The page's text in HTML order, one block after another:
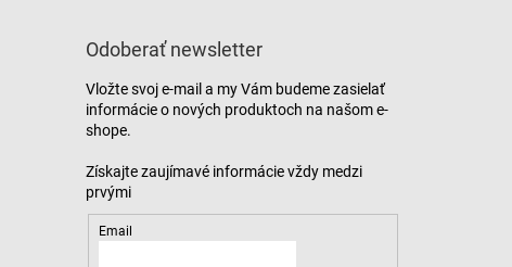
Odoberať newsletter
Vložte svoj e-mail a my Vám budeme zasielať
informácie o nových produktoch na našom e-
shope.
Email